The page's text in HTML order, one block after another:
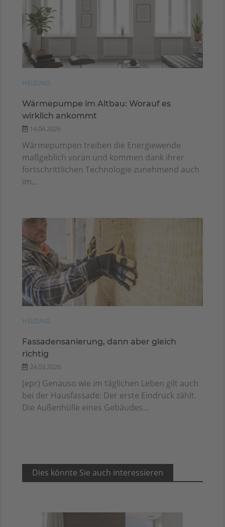
HEIZUNG
Wärmepumpe im Altbau: Worauf es
wirklich ankommt
14.04.2026
Wärmepumpen treiben die Energiewende
maßgeblich voran und kommen dank ihrer
fortschrittlichen Technologie zunehmend auch
im...
HEIZUNG
Fassadensanierung, dann aber gleich
richtig
24.03.2026
(epr) Genauso wie im täglichen Leben gilt auch
bei der Hausfassade: Der erste Eindruck zählt.
Die Außenhülle eines Gebäudes...
Dies könnte Sie auch interessieren